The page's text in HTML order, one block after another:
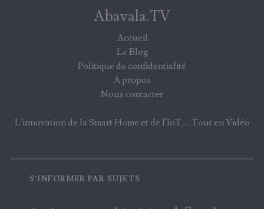
Abavala.TV
Accueil
Le Blog
Politique de confidentialité
A propos
Nous contacter
L'innovation de la Smart Home et de l'IoT,... Tout en Vidéo
S’INFORMER PAR SUJETS